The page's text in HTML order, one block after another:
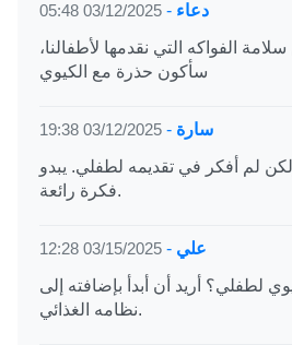
دعاء -
03/12/2025 05:48
الفواكه التي نقدمها لأطفالنا،
سأكون حذرة مع الكيوي
سارة -
03/12/2025 19:38
لم أفكر في تقديمه لطفلي. يبدو
فكرة رائعة.
علي -
03/15/2025 12:28
لطفلي؟ أريد أن أبدأ بإضافته إلى
نظامه الغذائي.